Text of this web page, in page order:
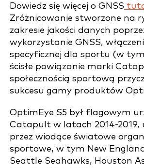
Dowiedz się więcej o GNSS
Zróżnicowanie stworzone na
zakresie jakości danych
wykorzystanie GNSS,
specyficznej dla sportu (w tym
ścisłe powiązanie marki
społecznością sportową
sukcesu gamy produktów
OptimEye S5 był flagowym
Catapult w latach 2014-2019,
przez wiodące światowe
sportowe, w tym New
Seattle Seahawks, Houston